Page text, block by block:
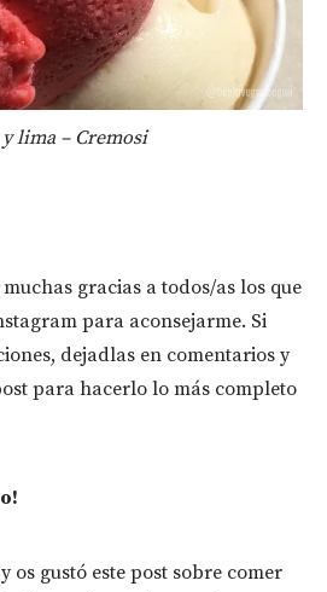
lima – Cremosi
gracias a todos/as los que
para aconsejarme. Si
dejadlas en comentarios y
para hacerlo lo más completo
os gustó este post sobre comer